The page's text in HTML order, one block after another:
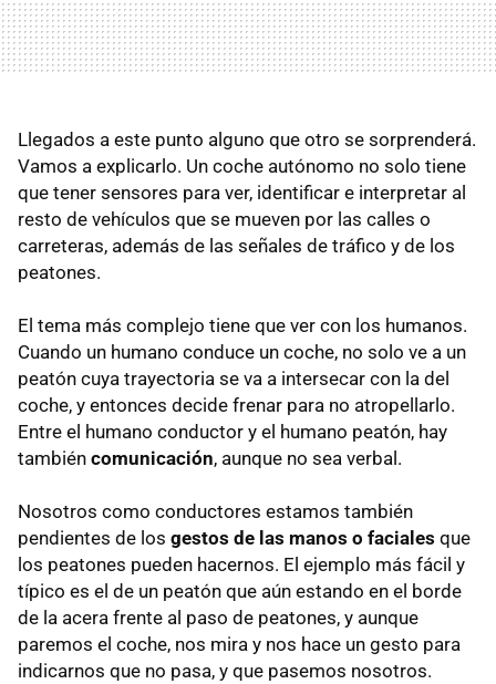
Llegados a este punto alguno que otro se sorprenderá.
Vamos a explicarlo. Un coche autónomo no solo tiene
que tener sensores para ver, identificar e interpretar al
resto de vehículos que se mueven por las calles o
carreteras, además de las señales de tráfico y de los
peatones.
El tema más complejo tiene que ver con los humanos.
Cuando un humano conduce un coche, no solo ve a un
peatón cuya trayectoria se va a intersecar con la del
coche, y entonces decide frenar para no atropellarlo.
Entre el humano conductor y el humano peatón, hay
también comunicación, aunque no sea verbal.
Nosotros como conductores estamos también
pendientes de los gestos de las manos o faciales que
los peatones pueden hacernos. El ejemplo más fácil y
típico es el de un peatón que aún estando en el borde
de la acera frente al paso de peatones, y aunque
paremos el coche, nos mira y nos hace un gesto para
indicarnos que no pasa, y que pasemos nosotros.